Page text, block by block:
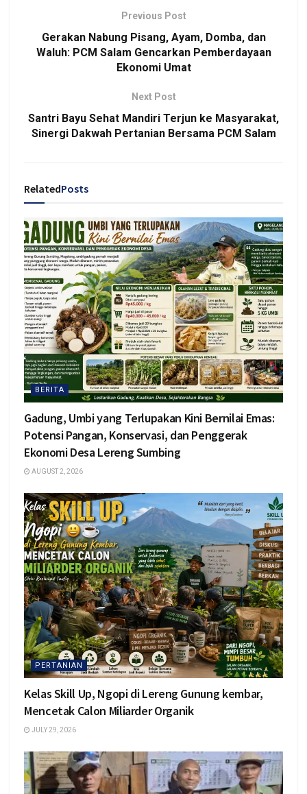
Previous Post
Gerakan Nabung Pisang, Ayam, Domba, dan
Waluh: PCM Salam Gencarkan Pemberdayaan
Ekonomi Umat
Next Post
Santri Bayu Sehat Mandiri Terjun ke Masyarakat,
Sinergi Dakwah Pertanian Bersama PCM Salam
RelatedPosts
BERITA
Gadung, Umbi yang Terlupakan Kini Bernilai Emas:
Potensi Pangan, Konservasi, dan Penggerak
Ekonomi Desa Lereng Sumbing
AUGUST 2, 2026
PERTANIAN
Kelas Skill Up, Ngopi di Lereng Gunung kembar,
Mencetak Calon Miliarder Organik
JULY 29, 2026